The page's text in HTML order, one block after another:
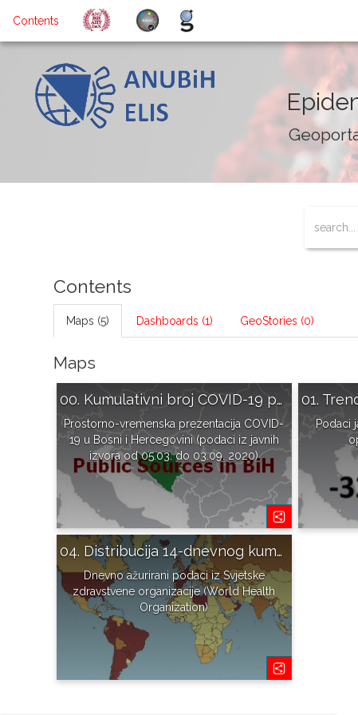
Contents
Contents
Maps (5) Dashboards (1) GeoStories (0)
Maps
00. Kumulativni broj COVID-19 potvrđenih slučajeva u Bosni i Hercegovini
Prostorno-vremenska prezentacija COVID-
19 u Bosni i Hercegovini (podaci iz javnih
izvora od 05.03. do 03.09. 2020)
Podaci
04. Distribucija 14-dnevnog kumulativnog broja potvrđenih slučajeva na 100.000 stanovnika
Dnevno ažurirani podaci iz Svjetske
zdravstvene organizacije (World Health
Organization)